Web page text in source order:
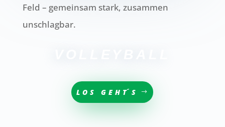
Feld – gemeinsam stark, zusammen
unschlagbar.
LOS GEHT´S